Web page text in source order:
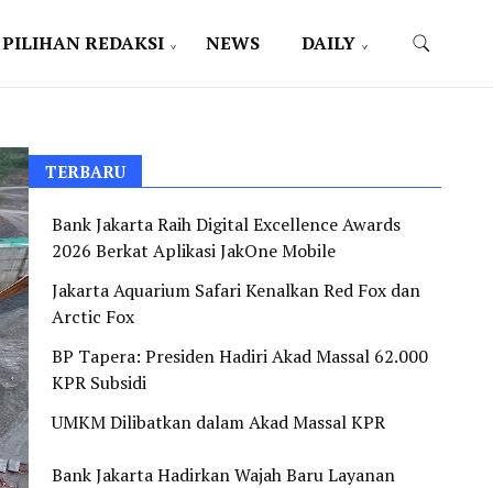
PILIHAN REDAKSI NEWS DAILY
TERBARU
Bank Jakarta Raih Digital Excellence Awards
2026 Berkat Aplikasi JakOne Mobile
Jakarta Aquarium Safari Kenalkan Red Fox dan
Arctic Fox
BP Tapera: Presiden Hadiri Akad Massal 62.000
KPR Subsidi
UMKM Dilibatkan dalam Akad Massal KPR
Bank Jakarta Hadirkan Wajah Baru Layanan